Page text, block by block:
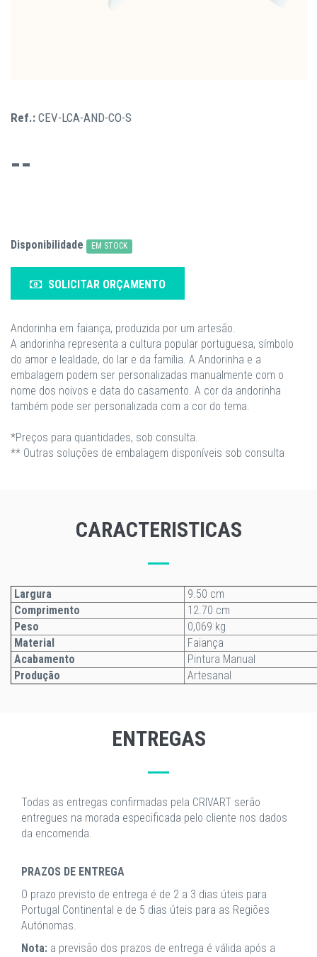
Ref.: CEV-LCA-AND-CO-S
--
Disponibilidade EM STOCK
SOLICITAR ORÇAMENTO
Andorinha em faiança, produzida por um artesão.
A andorinha representa a cultura popular portuguesa, símbolo
do amor e lealdade, do lar e da família. A Andorinha e a
embalagem podem ser personalizadas manualmente com o
nome dos noivos e data do casamento. A cor da andorinha
também pode ser personalizada com a cor do tema.
*Preços para quantidades, sob consulta.
** Outras soluções de embalagem disponíveis sob consulta
CARACTERISTICAS
Largura
9.50 cm
Comprimento
12.70 cm
Peso
0,069 kg
Material
Faiança
Acabamento
Pintura Manual
Produção
Artesanal
ENTREGAS
Todas as entregas confirmadas pela CRIVART serão
entregues na morada especificada pelo cliente nos dados
da encomenda.
PRAZOS DE ENTREGA
O prazo previsto de entrega é de 2 a 3 dias úteis para
Portugal Continental e de 5 dias úteis para as Regiões
Autónomas.
Nota: a previsão dos prazos de entrega é válida após a